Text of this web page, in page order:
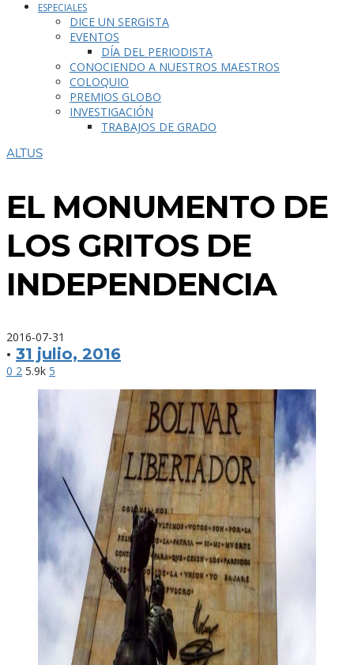
ESPECIALES
DICE UN SERGISTA
EVENTOS
DÍA DEL PERIODISTA
CONOCIENDO A NUESTROS MAESTROS
COLOQUIO
PREMIOS GLOBO
INVESTIGACIÓN
TRABAJOS DE GRADO
ALTUS
EL MONUMENTO DE
LOS GRITOS DE
INDEPENDENCIA
2016-07-31
· 31 julio, 2016
0 2 5.9k 5